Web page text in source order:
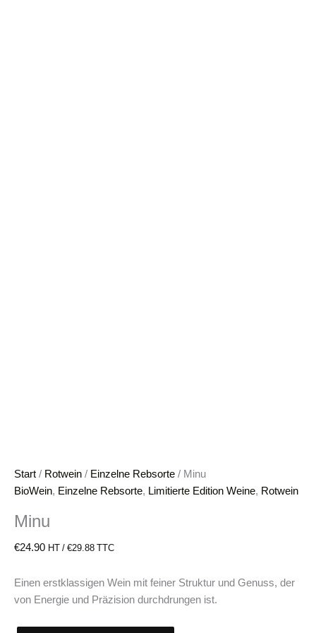
Start / Rotwein / Einzelne Rebsorte / Minu
BioWein, Einzelne Rebsorte, Limitierte Edition Weine, Rotwein
Minu
€24.90 HT /€29.88TTC
Einen erstklassigen Wein mit feiner Struktur und Genuss, der
von Energie und Präzision durchdrungen ist.